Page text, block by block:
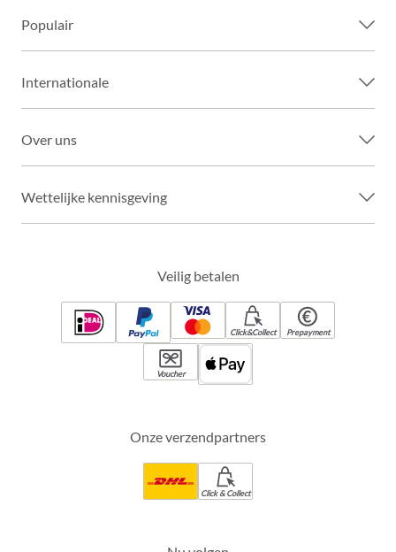
Populair
Internationale
Over uns
Wettelijke kennisgeving
Veilig betalen
Click&Collect Prepayment
Voucher
Onze verzendpartners
Click & Collect